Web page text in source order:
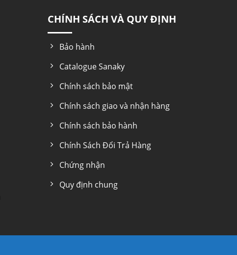
CHÍNH SÁCH VÀ QUY ĐỊNH
Bảo hành
Catalogue Sanaky
Chính sách bảo mật
Chính sách giao và nhận hàng
Chính sách bảo hành
Chính Sách Đổi Trả Hàng
Chứng nhận
Quy định chung